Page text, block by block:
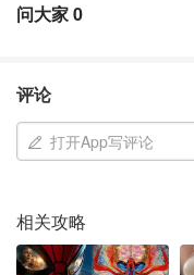
当Chandler在2017年
民抵达加拿大后，他们
"这绝对是个难题。作
耍，"Chandler说。
在他的孩子到达加拿
问大家0
评论
打开App写评论
相关攻略